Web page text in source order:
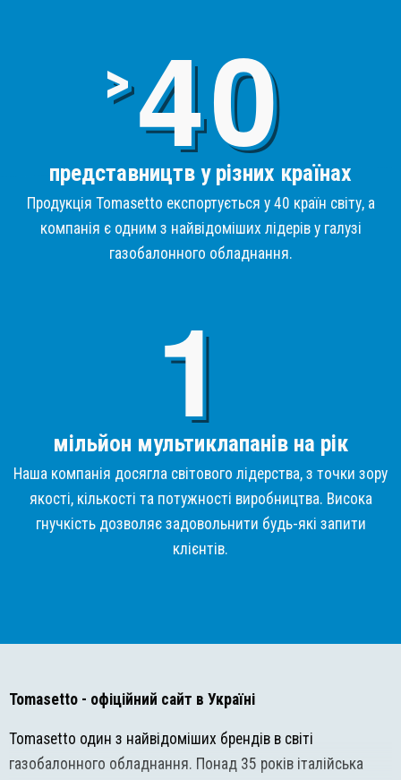
>4
представництв у різних країнах
Продукція Tomasetto експортується у 40 країн світу, а
компанія є одним з найвідоміших лідерів у галузі
газобалонного обладнання.
мільйон мультиклапанів на рік
Наша компанія досягла світового лідерства, з точки зору
якості, кількості та потужності виробництва. Висока
гнучкість дозволяє задовольнити будь-які запити
клієнтів.
Tomasetto - офіційний сайт в Україні
Tomasetto один з найвідоміших брендів в світі
газобалонного обладнання. Понад 35 років італійська